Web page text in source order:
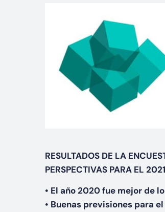
RESULTADOS DE LA
PERSPECTIVAS PARA EL
• El año 2020 fue mejor de
• Buenas previsiones para el